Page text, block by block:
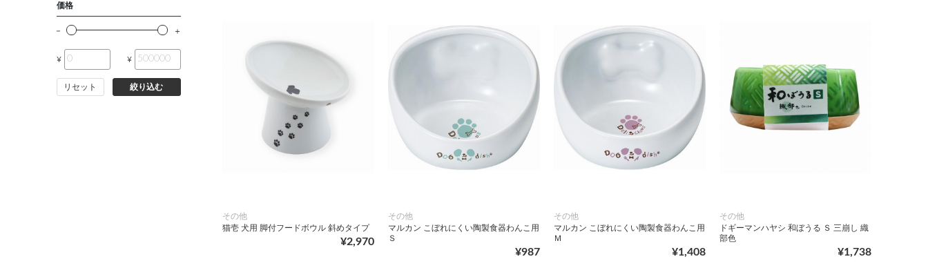
その他用品（魚・爬虫類・両
価格
¥ ¥
リセット 絞り込む
その他
猫壱 犬用 脚付フードボウル 斜めタイプ
¥2,970
その他
マルカン こぼれにくい陶製食器わんこ用
Ｓ
¥987
その他
マルカン こぼれにくい陶製食器わんこ用
Ｍ
¥1,408
その他
ドギーマンハヤシ 和ぼうる Ｓ 三崩し 織
部色
¥1,738